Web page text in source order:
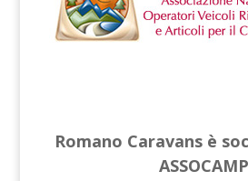
Romano Caravans è
ASSOCAMP